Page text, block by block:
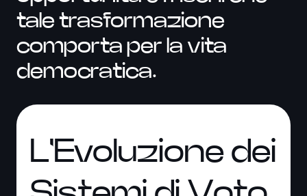
tale trasformazione
comporta per la vita
democratica.
L'Evoluzione dei